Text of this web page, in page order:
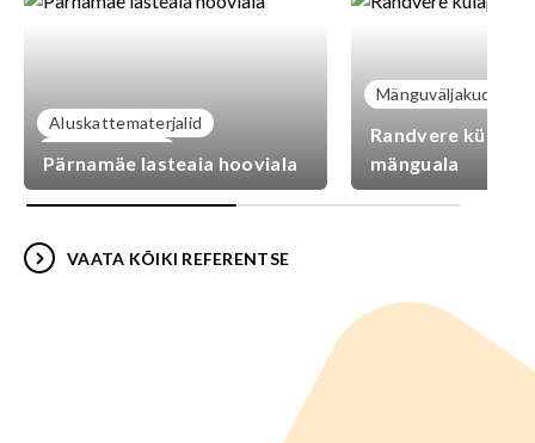
Aluskattematerjalid
Pärnamäe lasteaia hooviala
Mänguväljakud
Randvere
mänguala
VAATA KÕIKI REFERENTSE